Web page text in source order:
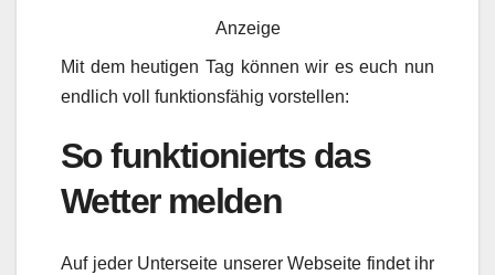
Anzeige
Mit dem heutigen Tag können wir es euch nun
endlich voll funktionsfähig vorstellen:
So funktionierts das
Wetter melden
Auf jeder Unterseite unserer Webseite findet ihr